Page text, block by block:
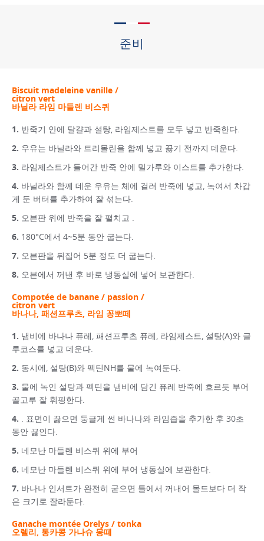
준비
Biscuit madeleine vanille /
citron vert
바닐라 라임 마들렌 비스퀴
반죽기 안에 달걀과 설탕, 라임제스트를 모두 넣고 반죽한다.
우유는 바닐라와 트리몰린을 함께 넣고 끓기 전까지 데운다.
라임제스트가 들어간 반죽 안에 밀가루와 이스트를 추가한다.
바닐라와 함께 데운 우유는 체에 걸러 반죽에 넣고, 녹여서 차갑
게 둔 버터를 추가하여 잘 섞는다.
오븐판 위에 반죽을 잘 펼치고 .
180°C에서 4~5분 동안 굽는다.
오븐판을 뒤집어 5분 정도 더 굽는다.
오븐에서 꺼낸 후 바로 냉동실에 넣어 보관한다.
Compotée de banane / passion /
citron vert
바나나, 패션프루츠, 라임 꽁뽀떼
냄비에 바나나 퓨레, 패션프루츠 퓨레, 라임제스트, 설탕(A)와 글
루코스를 넣고 데운다.
동시에, 설탕(B)와 펙틴NH를 물에 녹여둔다.
물에 녹인 설탕과 펙틴을 냄비에 담긴 퓨레 반죽에 흐르듯 부어
골고루 잘 휘핑한다.
. 표면이 끓으면 둥글게 썬 바나나와 라임즙을 추가한 후 30초
동안 끓인다.
네모난 마들렌 비스퀴 위에 부어
네모난 마들렌 비스퀴 위에 부어 냉동실에 보관한다.
바나나 인서트가 완전히 굳으면 틀에서 꺼내어 몰드보다 더 작
은 크기로 잘라둔다.
Ganache montée Orelys / tonka
오렐리, 통카콩 가나슈 몽떼